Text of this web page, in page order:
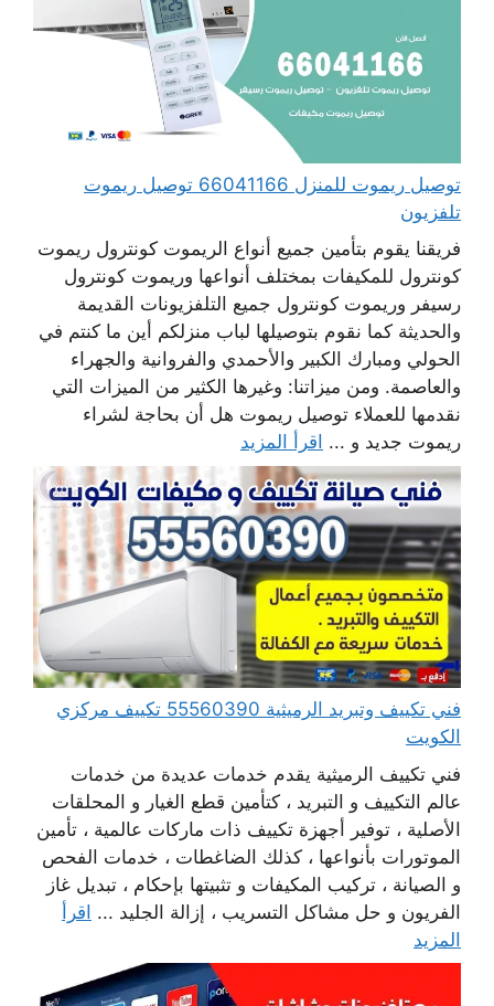
توصيل ريموت للمنزل 66041166 توصيل ريموت
تلفزيون
فريقنا يقوم بتأمين جميع أنواع الريموت كونترول ريموت
كونترول للمكيفات بمختلف أنواعها وريموت كونترول
رسيفر وريموت كونترول جميع التلفزيونات القديمة
والحديثة كما نقوم بتوصيلها لباب منزلكم أين ما كنتم في
الحولي ومبارك الكبير والأحمدي والفروانية والجهراء
والعاصمة. ومن ميزاتنا: وغيرها الكثير من الميزات التي
نقدمها للعملاء توصيل ريموت هل أن بحاجة لشراء
ريموت جديد و ... اقرأ المزيد
فني تكييف وتبريد الرميثية 55560390 تكييف مركزي
الكويت
فني تكييف الرميثية يقدم خدمات عديدة من خدمات
عالم التكييف و التبريد ، كتأمين قطع الغيار و المحلقات
الأصلية ، توفير أجهزة تكييف ذات ماركات عالمية ، تأمين
الموتورات بأنواعها ، كذلك الضاغطات ، خدمات الفحص
و الصيانة ، تركيب المكيفات و تثبيتها بإحكام ، تبديل غاز
الفريون و حل مشاكل التسريب ، إزالة الجليد ... اقرأ
المزيد